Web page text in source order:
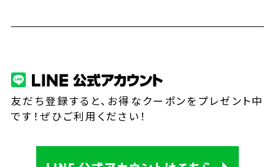
友だち登録すると、お得なクーポンをプレゼント中
です！ぜひご利用ください！